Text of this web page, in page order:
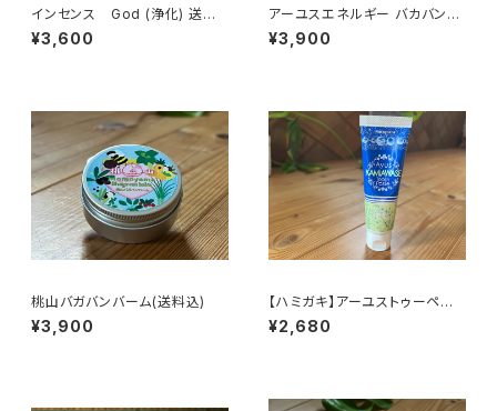
インセンス God (浄化) 送料
込
¥3,600
アーユスエネルギー バカバンバ
ーム（油性クリーム）『anan』掲
載品 送料込
¥3,900
桃山バガバンバーム(送料込)
¥3,900
【ハミガキ】アーユストゥーペー
スト カミアワセ (送料込)
¥2,680